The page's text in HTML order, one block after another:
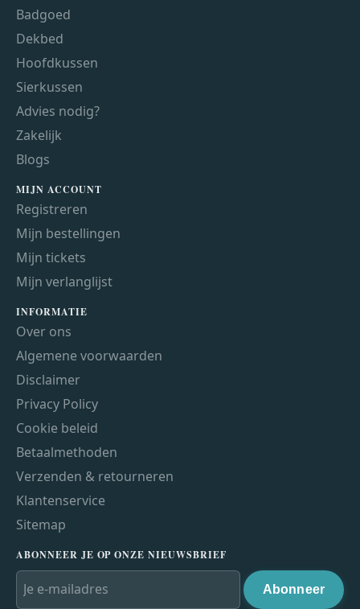
Badgoed
Dekbed
Hoofdkussen
Sierkussen
Advies nodig?
Zakelijk
Blogs
MIJN ACCOUNT
Registreren
Mijn bestellingen
Mijn tickets
Mijn verlanglijst
INFORMATIE
Over ons
Algemene voorwaarden
Disclaimer
Privacy Policy
Cookie beleid
Betaalmethoden
Verzenden & retourneren
Klantenservice
Sitemap
ABONNEER JE OP ONZE NIEUWSBRIEF
Abonneer